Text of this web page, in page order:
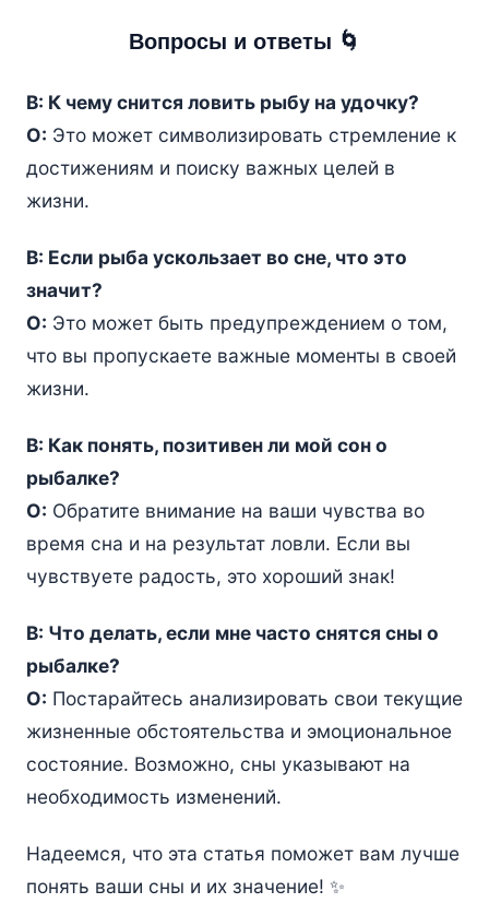
Вопросы и ответы 🌀
В: К чему снится ловить рыбу на удочку?
О: Это может символизировать стремление к
достижениям и поиску важных целей в
жизни.
В: Если рыба ускользает во сне, что это
значит?
О: Это может быть предупреждением о том,
что вы пропускаете важные моменты в своей
жизни.
В: Как понять, позитивен ли мой сон о
рыбалке?
О: Обратите внимание на ваши чувства во
время сна и на результат ловли. Если вы
чувствуете радость, это хороший знак!
В: Что делать, если мне часто снятся сны о
рыбалке?
О: Постарайтесь анализировать свои текущие
жизненные обстоятельства и эмоциональное
состояние. Возможно, сны указывают на
необходимость изменений.
Надеемся, что эта статья поможет вам лучше
понять ваши сны и их значение! ✨